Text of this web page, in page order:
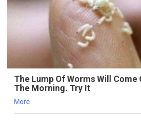
The Lump Of Worms Will Come
The Morning. Try It
More